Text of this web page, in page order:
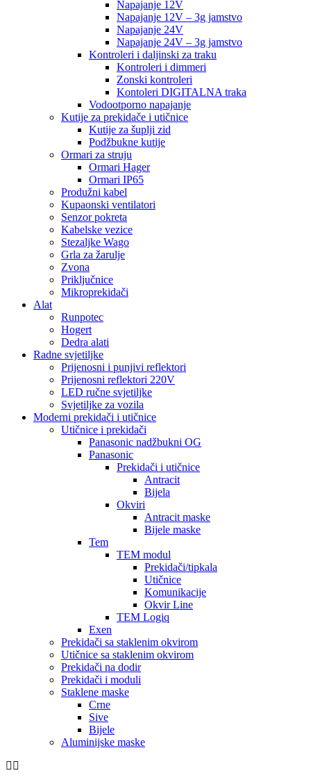
Napajanje 12V
Napajanje 12V – 3g jamstvo
Napajanje 24V
Napajanje 24V – 3g jamstvo
Kontroleri i daljinski za traku
Kontroleri i dimmeri
Zonski kontroleri
Kontoleri DIGITALNA traka
Vodootporno napajanje
Kutije za prekidače i utičnice
Kutije za šuplji zid
Podžbukne kutije
Ormari za struju
Ormari Hager
Ormari IP65
Produžni kabel
Kupaonski ventilatori
Senzor pokreta
Kabelske vezice
Stezaljke Wago
Grla za žarulje
Zvona
Priključnice
Mikroprekidači
Alat
Runpotec
Hogert
Dedra alati
Radne svjetiljke
Prijenosni i punjivi reflektori
Prijenosni reflektori 220V
LED ručne svjetiljke
Svjetiljke za vozila
Moderni prekidači i utičnice
Utičnice i prekidači
Panasonic nadžbukni OG
Panasonic
Prekidači i utičnice
Antracit
Bijela
Okviri
Antracit maske
Bijele maske
Tem
TEM modul
Prekidači/tipkala
Utičnice
Komunikacije
Okvir Line
TEM Logiq
Exen
Prekidači sa staklenim okvirom
Utičnice sa staklenim okvirom
Prekidači na dodir
Prekidači i moduli
Staklene maske
Crne
Sive
Bijele
Aluminijske maske